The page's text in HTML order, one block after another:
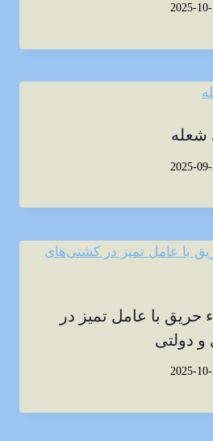
2025-
شعله
2025-
با عامل تمیز در
دولتی
2025-